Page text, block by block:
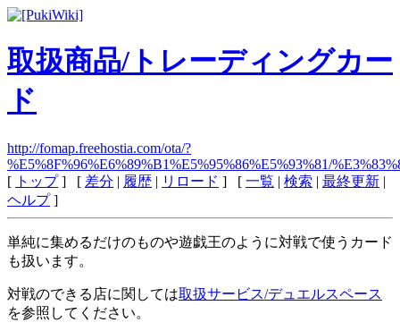
取扱商品/トレーディングカー
ド
http://fomap.freehostia.com/ota/?
%E5%8F%96%E6%89%B1%E5%95%86%E5%93%81/
[ トップ] [ 差分 | 履歴 | リロード ] [ 一覧 | 検索 | 最終更新 |
ヘルプ]
単純に集めるだけのものや遊戯王のように対戦で使うカード
も扱います。
対戦のできる店に関しては取扱サービス/デュエルスペース
を参照してください。